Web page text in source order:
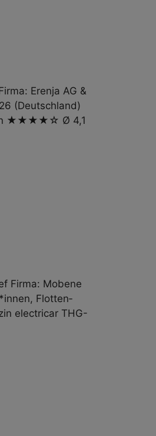
Erenja AG &
(Deutschland)
★★★★☆ Ø 4,1
Firma: Mobene
Flotten­
electricar THG-